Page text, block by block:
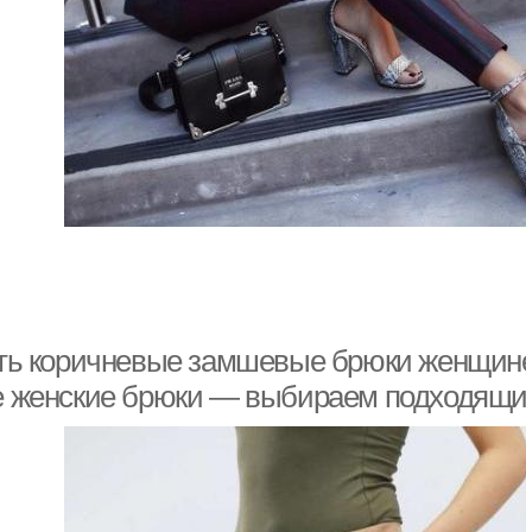
коричневые замшевые брюки
женские брюки — выбираем